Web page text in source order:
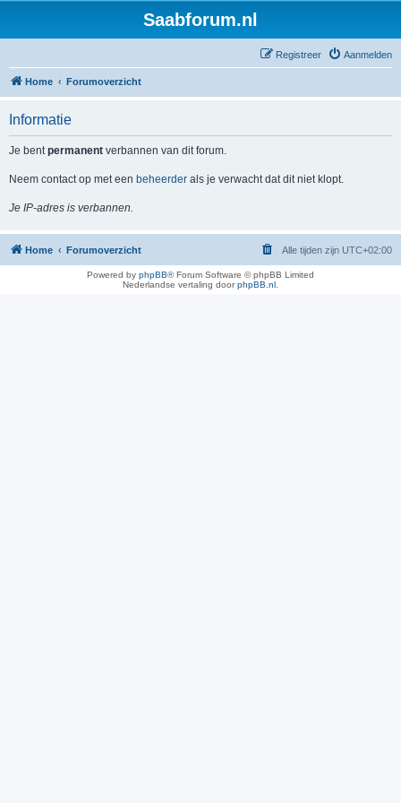
Saabforum.nl
Aanmelden
Registreer
Home Forumoverzicht
Informatie
Je bentpermanent verbannen van dit forum.
Neem contact op met een beheerder als je verwacht dat dit niet klopt.
Je IP-adres is verbannen.
Home Forumoverzicht Alle tijden zijn UTC+02:00
Powered by phpBB® Forum Software © phpBB Limited
Nederlandse vertaling doorphpBB.nl